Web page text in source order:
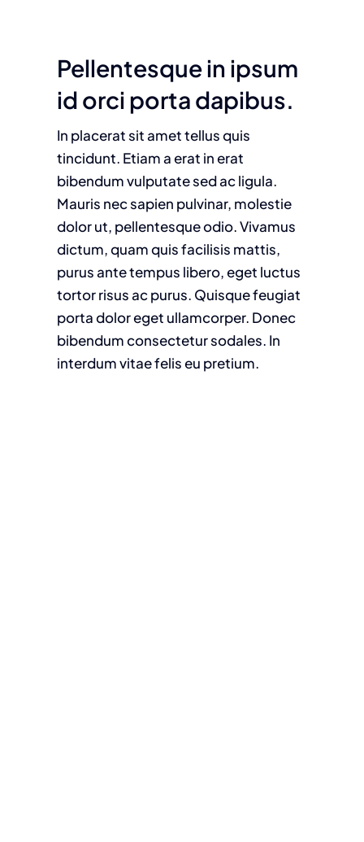
Pellentesque in ipsum
id orci porta dapibus.
In placerat sit amet tellus quis
tincidunt. Etiam a erat in erat
bibendum vulputate sed ac ligula.
Mauris nec sapien pulvinar, molestie
dolor ut, pellentesque odio. Vivamus
dictum, quam quis facilisis mattis,
purus ante tempus libero, eget luctus
tortor risus ac purus. Quisque feugiat
porta dolor eget ullamcorper. Donec
bibendum consectetur sodales. In
interdum vitae felis eu pretium.